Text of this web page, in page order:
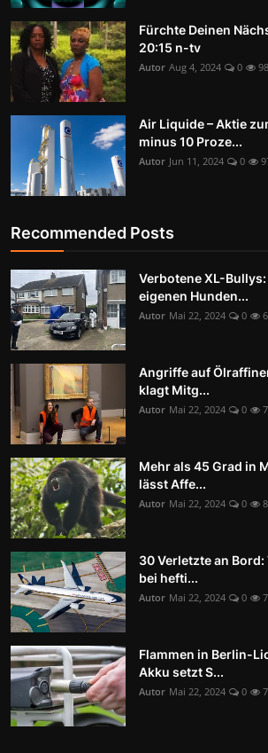
Fürchte Deinen
20:15 n-tv
Autor Aug 4, 2024 0 98
Air Liquide – Aktie
minus 10 Proze...
Autor Jun 11, 2024 0
Recommended Posts
Verbotene XL-
eigenen Hunden...
Autor Mai 22, 2024 0
Angriffe auf
klagt Mitg...
Autor Mai 22, 2024 0
Mehr als 45 Grad in
lässt Affe...
Autor Mai 22, 2024 0
30 Verletzte an
bei hefti...
Autor Mai 22, 2024 0
Flammen in Berlin-
Akku setzt S...
Autor Mai 22, 2024 0